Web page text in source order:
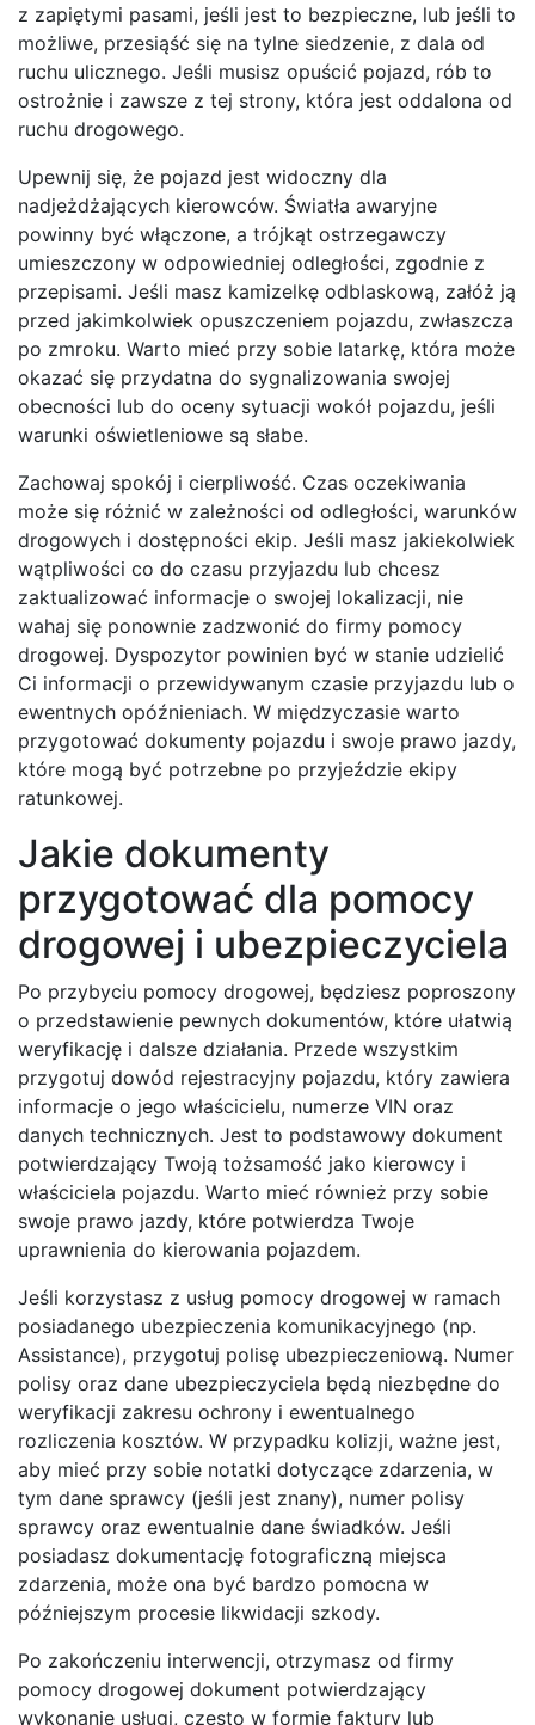
z zapiętymi pasami, jeśli jest to bezpieczne, lub jeśli to
możliwe, przesiąść się na tylne siedzenie, z dala od
ruchu ulicznego. Jeśli musisz opuścić pojazd, rób to
ostrożnie i zawsze z tej strony, która jest oddalona od
ruchu drogowego.
Upewnij się, że pojazd jest widoczny dla
nadjeżdżających kierowców. Światła awaryjne
powinny być włączone, a trójkąt ostrzegawczy
umieszczony w odpowiedniej odległości, zgodnie z
przepisami. Jeśli masz kamizelkę odblaskową, załóż ją
przed jakimkolwiek opuszczeniem pojazdu, zwłaszcza
po zmroku. Warto mieć przy sobie latarkę, która może
okazać się przydatna do sygnalizowania swojej
obecności lub do oceny sytuacji wokół pojazdu, jeśli
warunki oświetleniowe są słabe.
Zachowaj spokój i cierpliwość. Czas oczekiwania
może się różnić w zależności od odległości, warunków
drogowych i dostępności ekip. Jeśli masz jakiekolwiek
wątpliwości co do czasu przyjazdu lub chcesz
zaktualizować informacje o swojej lokalizacji, nie
wahaj się ponownie zadzwonić do firmy pomocy
drogowej. Dyspozytor powinien być w stanie udzielić
Ci informacji o przewidywanym czasie przyjazdu lub o
ewentnych opóźnieniach. W międzyczasie warto
przygotować dokumenty pojazdu i swoje prawo jazdy,
które mogą być potrzebne po przyjeździe ekipy
ratunkowej.
Jakie dokumenty
przygotować dla pomocy
drogowej i ubezpieczyciela
Po przybyciu pomocy drogowej, będziesz poproszony
o przedstawienie pewnych dokumentów, które ułatwią
weryfikację i dalsze działania. Przede wszystkim
przygotuj dowód rejestracyjny pojazdu, który zawiera
informacje o jego właścicielu, numerze VIN oraz
danych technicznych. Jest to podstawowy dokument
potwierdzający Twoją tożsamość jako kierowcy i
właściciela pojazdu. Warto mieć również przy sobie
swoje prawo jazdy, które potwierdza Twoje
uprawnienia do kierowania pojazdem.
Jeśli korzystasz z usług pomocy drogowej w ramach
posiadanego ubezpieczenia komunikacyjnego (np.
Assistance), przygotuj polisę ubezpieczeniową. Numer
polisy oraz dane ubezpieczyciela będą niezbędne do
weryfikacji zakresu ochrony i ewentualnego
rozliczenia kosztów. W przypadku kolizji, ważne jest,
aby mieć przy sobie notatki dotyczące zdarzenia, w
tym dane sprawcy (jeśli jest znany), numer polisy
sprawcy oraz ewentualnie dane świadków. Jeśli
posiadasz dokumentację fotograficzną miejsca
zdarzenia, może ona być bardzo pomocna w
późniejszym procesie likwidacji szkody.
Po zakończeniu interwencji, otrzymasz od firmy
pomocy drogowej dokument potwierdzający
wykonanie usługi, często w formie faktury lub